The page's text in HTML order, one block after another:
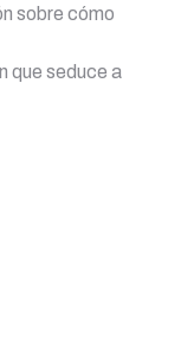
sobre cómo
que seduce a